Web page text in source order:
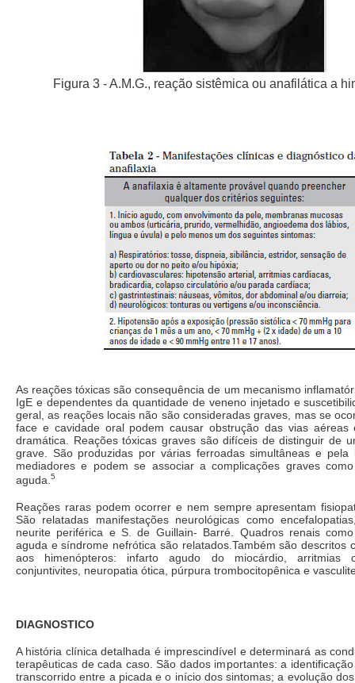
Figura 3 - A.M.G., reação sistêmica ou anafilática a
As reações tóxicas são consequência de um mecanismo
IgE e dependentes da quantidade de veneno injetado e
geral, as reações locais não são consideradas graves, mas se
face e cavidade oral podem causar obstrução das vias
dramática. Reações tóxicas graves são difíceis de distinguir de
grave. São produzidas por várias ferroadas simultâneas e pela
mediadores e podem se associar a complicações graves
aguda. 5
Reações raras podem ocorrer e nem sempre apresentam
São relatadas manifestações neurológicas como
neurite periférica e S. de Guillain- Barré. Quadros renais
aguda e síndrome nefrótica são relatados.Também são descritos
aos himenópteros: infarto agudo do miocárdio, arritmias
conjuntivites, neuropatia ótica, púrpura trombocitopênica e
DIAGNOSTICO
A história clínica detalhada é imprescindível e determinará as
terapêuticas de cada caso. São dados importantes: a
transcorrido entre a picada e o início dos sintomas; a evolução